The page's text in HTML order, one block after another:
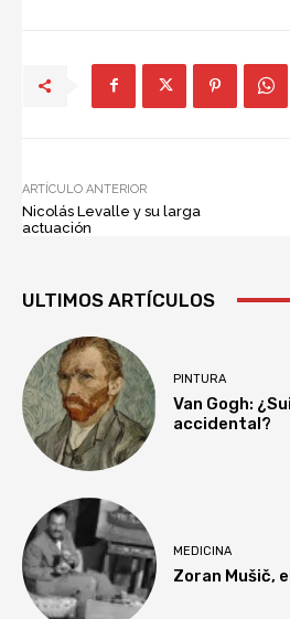
ARTÍCULO ANTERIOR
Nicolás Levalle y su larga
actuación
ULTIMOS ARTÍCULOS
PINTURA
Van Gogh:
accidental?
MEDICINA
Zoran Mušič,